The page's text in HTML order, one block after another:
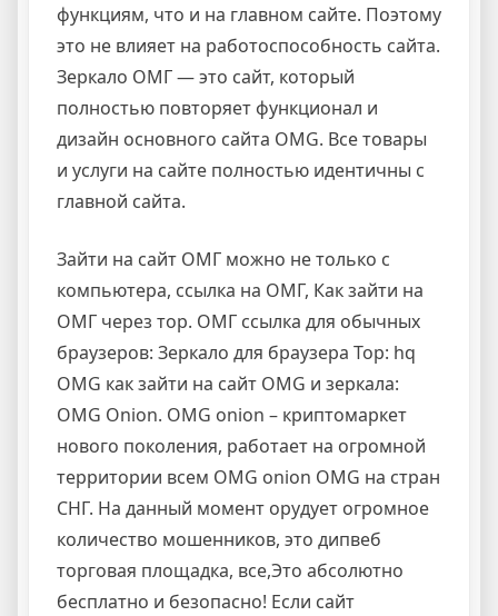
функциям, что и на главном сайте. Поэтому
это не влияет на работоспособность сайта.
Зеркало ОМГ — это сайт, который
полностью повторяет функционал и
дизайн основного сайта OMG. Все товары
и услуги на сайте полностью идентичны с
главной сайта.
Зайти на сайт ОМГ можно не только с
компьютера, ссылка на ОМГ, Как зайти на
ОМГ через тор. ОМГ ссылка для обычных
браузеров: Зеркало для браузера Тор: hq
OMG как зайти на сайт OMG и зеркала:
OMG Onion. OMG onion – криптомаркет
нового поколения, работает на огромной
территории всем OMG onion OMG на стран
СНГ. На данный момент орудует огромное
количество мошенников, это дипвеб
торговая площадка, все,Это абсолютно
бесплатно и безопасно! Если сайт